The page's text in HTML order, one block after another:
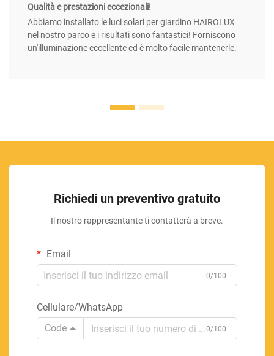
Qualità e prestazioni eccezionali!
Abbiamo installato le luci solari per giardino HAIROLUX
nel nostro parco e i risultati sono fantastici! Forniscono
un'illuminazione eccellente ed è molto facile mantenerle.
Richiedi un preventivo gratuito
Il nostro rappresentante ti contatterà a breve.
Email
0/100
Cellulare/WhatsApp
Code
0/100